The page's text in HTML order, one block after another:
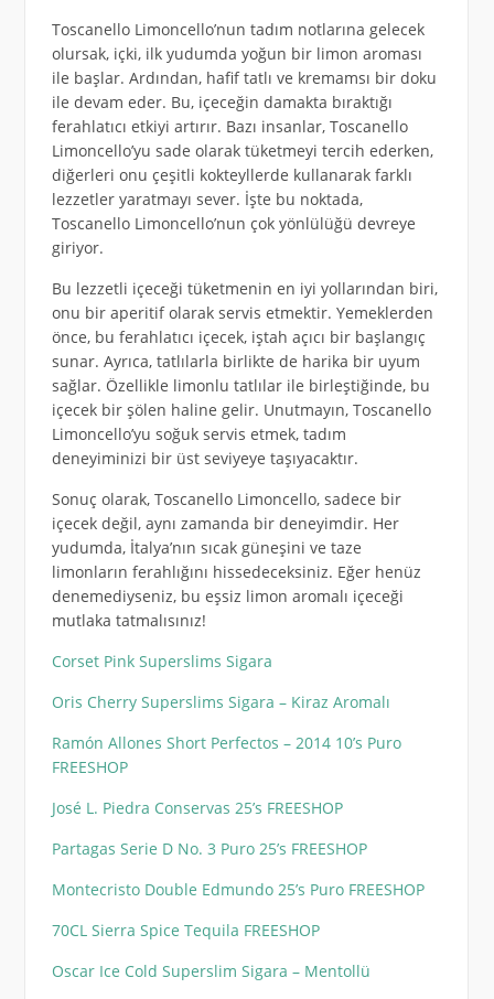
Toscanello Limoncello’nun tadım notlarına gelecek
olursak, içki, ilk yudumda yoğun bir limon aroması
ile başlar. Ardından, hafif tatlı ve kremamsı bir doku
ile devam eder. Bu, içeceğin damakta bıraktığı
ferahlatıcı etkiyi artırır. Bazı insanlar, Toscanello
Limoncello’yu sade olarak tüketmeyi tercih ederken,
diğerleri onu çeşitli kokteyllerde kullanarak farklı
lezzetler yaratmayı sever. İşte bu noktada,
Toscanello Limoncello’nun çok yönlülüğü devreye
giriyor.
Bu lezzetli içeceği tüketmenin en iyi yollarından biri,
onu bir aperitif olarak servis etmektir. Yemeklerden
önce, bu ferahlatıcı içecek, iştah açıcı bir başlangıç
sunar. Ayrıca, tatlılarla birlikte de harika bir uyum
sağlar. Özellikle limonlu tatlılar ile birleştiğinde, bu
içecek bir şölen haline gelir. Unutmayın, Toscanello
Limoncello’yu soğuk servis etmek, tadım
deneyiminizi bir üst seviyeye taşıyacaktır.
Sonuç olarak, Toscanello Limoncello, sadece bir
içecek değil, aynı zamanda bir deneyimdir. Her
yudumda, İtalya’nın sıcak güneşini ve taze
limonların ferahlığını hissedeceksiniz. Eğer henüz
denemediyseniz, bu eşsiz limon aromalı içeceği
mutlaka tatmalısınız!
Corset Pink Superslims Sigara
Oris Cherry Superslims Sigara – Kiraz Aromalı
Ramón Allones Short Perfectos – 2014 10’s Puro
FREESHOP
José L. Piedra Conservas 25’s FREESHOP
Partagas Serie D No. 3 Puro 25’s FREESHOP
Montecristo Double Edmundo 25’s Puro FREESHOP
70CL Sierra Spice Tequila FREESHOP
Oscar Ice Cold Superslim Sigara – Mentollü